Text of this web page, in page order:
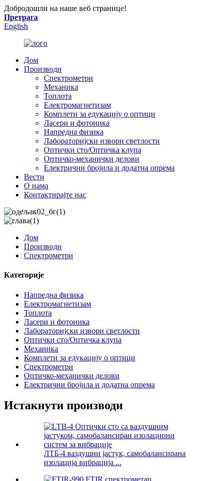
Добродошли на наше веб странице!
Претрага
English
Дом
Производи
Спектрометри
Механика
Топлота
Електромагнетизам
Комплети за едукацију о оптици
Ласери и фотоника
Напредна физика
Лабораторијски извори светлости
Оптички сто/Оптичка клупа
Оптичко-механички делови
Електрични бројила и додатна опрема
Вести
О нама
Контактирајте нас
Дом
Производи
Спектрометри
Категорије
Напредна физика
Електромагнетизам
Топлота
Ласери и фотоника
Лабораторијски извори светлости
Оптички сто/Оптичка клупа
Механика
Комплети за едукацију о оптици
Спектрометри
Оптичко-механички делови
Електрични бројила и додатна опрема
Истакнути производи
ЛТБ-4 ваздушни јастук, самобалансирана
изолација вибрација ...